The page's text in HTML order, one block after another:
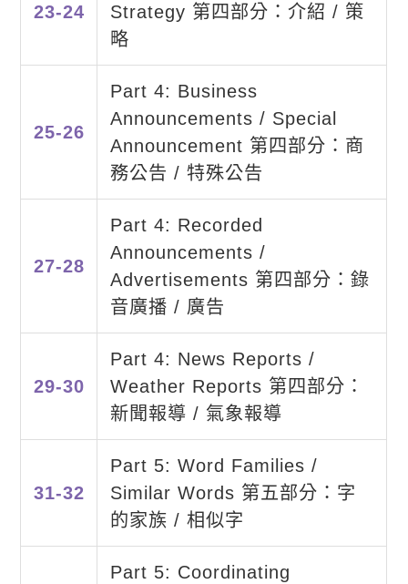
23-24
Strategy 第四部分：介紹 / 策
略
25-26
Part 4: Business
Announcements / Special
Announcement 第四部分：商
務公告 / 特殊公告
27-28
Part 4: Recorded
Announcements /
Advertisements 第四部分：錄
音廣播 / 廣告
29-30
Part 4: News Reports /
Weather Reports 第四部分：
新聞報導 / 氣象報導
31-32
Part 5: Word Families /
Similar Words 第五部分：字
的家族 / 相似字
Part 5: Coordinating